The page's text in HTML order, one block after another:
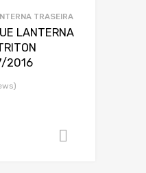
TRASEIRA
LANTERNA
2016